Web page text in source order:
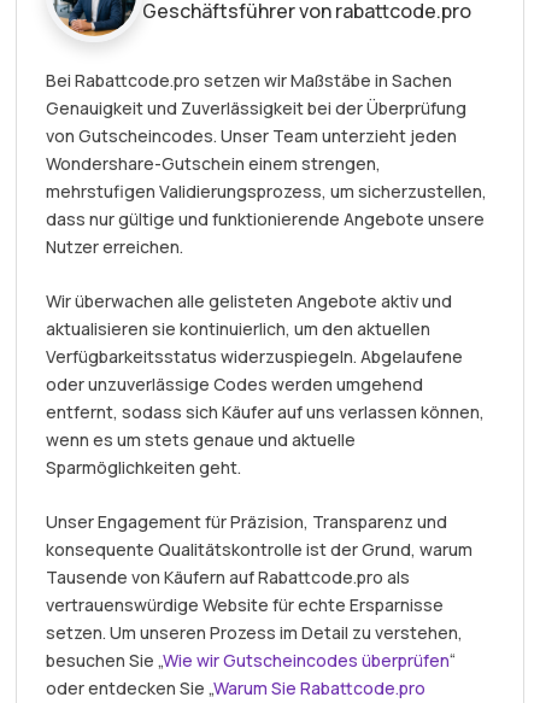
Geschäftsführer von rabattcode.pro
Bei Rabattcode.pro setzen wir Maßstäbe in Sachen
Genauigkeit und Zuverlässigkeit bei der Überprüfung
von Gutscheincodes. Unser Team unterzieht jeden
Wondershare-Gutschein einem strengen,
mehrstufigen Validierungsprozess, um sicherzustellen,
dass nur gültige und funktionierende Angebote unsere
Nutzer erreichen.
Wir überwachen alle gelisteten Angebote aktiv und
aktualisieren sie kontinuierlich, um den aktuellen
Verfügbarkeitsstatus widerzuspiegeln. Abgelaufene
oder unzuverlässige Codes werden umgehend
entfernt, sodass sich Käufer auf uns verlassen können,
wenn es um stets genaue und aktuelle
Sparmöglichkeiten geht.
Unser Engagement für Präzision, Transparenz und
konsequente Qualitätskontrolle ist der Grund, warum
Tausende von Käufern auf Rabattcode.pro als
vertrauenswürdige Website für echte Ersparnisse
setzen. Um unseren Prozess im Detail zu verstehen,
besuchen Sie „Wie wir Gutscheincodes überprüfen“
oder entdecken Sie „Warum Sie Rabattcode.pro